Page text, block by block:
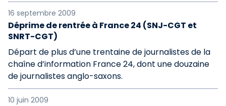
16 septembre 2009
Déprime de rentrée à France 24 (SNJ-CGT et
SNRT-CGT)
Départ de plus d’une trentaine de journalistes de la
chaîne d’information France 24, dont une douzaine
de journalistes anglo-saxons.
10 juin 2009